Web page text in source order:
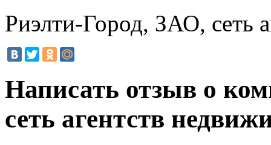
Риэлти-Город, ЗАО, сеть
Написать отзыв о
сеть агентств